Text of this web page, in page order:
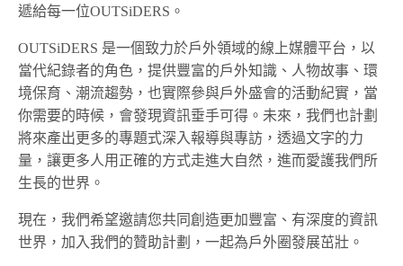
遞給每一位OUTSiDERS。
OUTSiDERS 是一個致力於戶外領域的線上媒體平台，以
當代紀錄者的角色，提供豐富的戶外知識、人物故事、環
境保育、潮流趨勢，也實際參與戶外盛會的活動紀實，當
你需要的時候，會發現資訊垂手可得。未來，我們也計劃
將來產出更多的專題式深入報導與專訪，透過文字的力
量，讓更多人用正確的方式走進大自然，進而愛護我們所
生長的世界。
現在，我們希望邀請您共同創造更加豐富、有深度的資訊
世界，加入我們的贊助計劃，一起為戶外圈發展茁壯。